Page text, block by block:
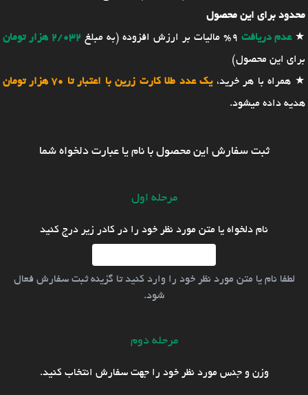
محدود برای این محصول
★عدم دریافت 9% مالیات بر ارزش افزوده (به مبلغ
2/032 هزار تومان
برای این محصول)
★ همراه با هر خرید،یک عدد طلا کارت زرین با اعتبار تا 70 هزار تومان
هدیه داده میشود.
ثبت سفارش این محصول با نام یا عبارت دلخواه شما
مرحله اول
نام دلخواه یا متن مورد نظر خود را در کادر زیر درج کنید
لطفا نام یا متن مورد نظر خود را وارد کنید تا گزینه ثبت سفارش فعال
شود.
مرحله دوم
وزن و جنس مورد نظر خود را جهت سفارش انتخاب کنید.